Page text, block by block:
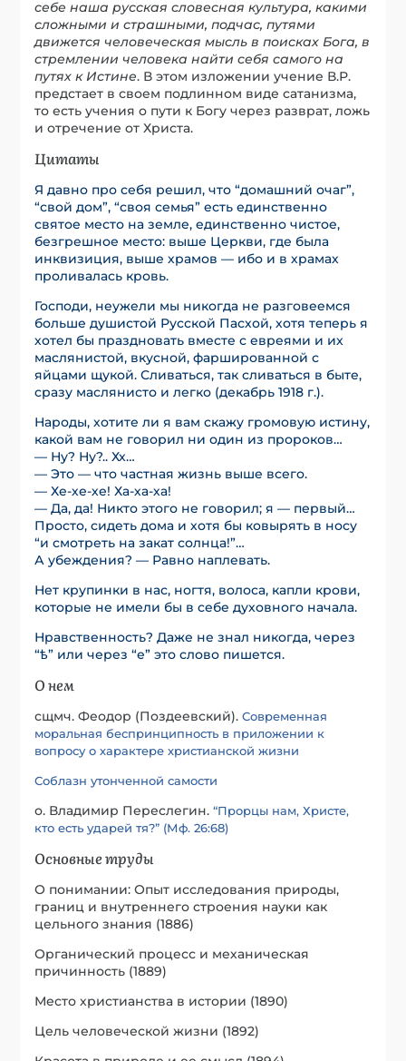
себе наша русская словесная культура, какими
сложными и страшными, подчас, путями
движется человеческая мысль в поисках Бога, в
стремлении человека найти себя самого на
путях к Истине. В этом изложении учение В.Р.
предстает в своем подлинном виде сатанизма,
то есть учения о пути к Богу через разврат, ложь
и отречение от Христа.
Цитаты
Я давно про себя решил, что “домашний очаг”,
“свой дом”, “своя семья” есть единственно
святое место на земле, единственно чистое,
безгрешное место: выше Церкви, где была
инквизиция, выше храмов — ибо и в храмах
проливалась кровь.
Господи, неужели мы никогда не разговеемся
больше душистой Русской Пасхой, хотя теперь я
хотел бы праздновать вместе с евреями и их
маслянистой, вкусной, фаршированной с
яйцами щукой. Сливаться, так сливаться в быте,
сразу маслянисто и легко (декабрь 1918 г.).
Народы, хотите ли я вам скажу громовую истину,
какой вам не говорил ни один из пророков…
— Ну? Ну?.. Хх…
— Это — что частная жизнь выше всего.
— Хе-хе-хе! Ха-ха-ха!
— Да, да! Никто этого не говорил; я — первый…
Просто, сидеть дома и хотя бы ковырять в носу
“и смотреть на закат солнца!”…
А убеждения? — Равно наплевать.
Нет крупинки в нас, ногтя, волоса, капли крови,
которые не имели бы в себе духовного начала.
Нравственность? Даже не знал никогда, через
“ѣ” или через “е” это слово пишется.
О нем
сщмч. Феодор (Поздеевский).Современная
моральная беспринципность в приложении к
вопросу о характере христианской жизни
Соблазн утонченной самости
о. Владимир Переслегин.“Прорцы нам, Христе,
кто есть ударей тя?” (Мф. 26:68)
Основные труды
О понимании: Опыт исследования природы,
границ и внутреннего строения науки как
цельного знания (1886)
Органический процесс и механическая
причинность (1889)
Место христианства в истории (1890)
Цель человеческой жизни (1892)